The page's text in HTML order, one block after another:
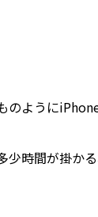
のように
時間が掛かる